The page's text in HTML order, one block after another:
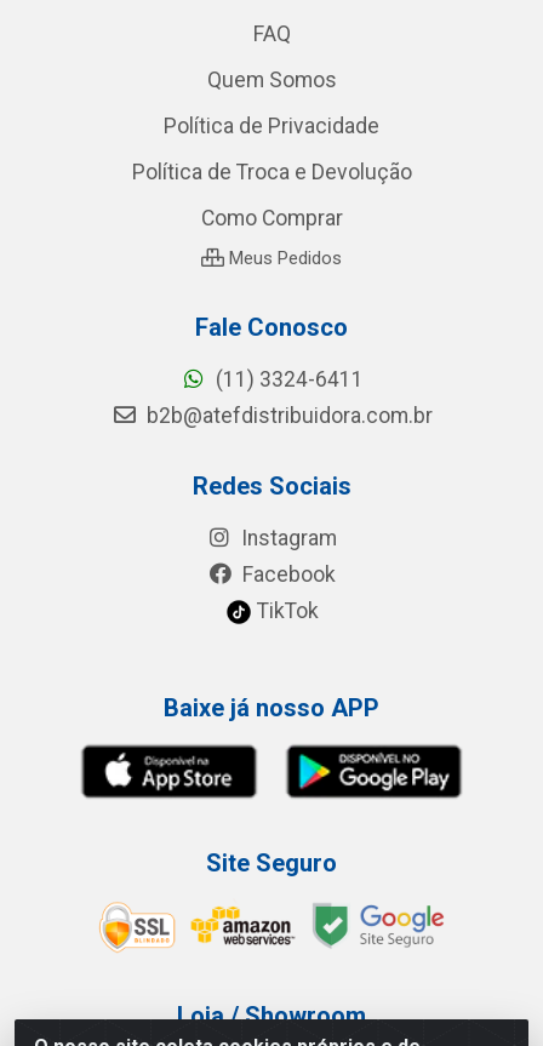
FAQ
Quem Somos
Política de Privacidade
Política de Troca e Devolução
Como Comprar
Meus Pedidos
Fale Conosco
(11) 3324-6411
b2b@atefdistribuidora.com.br
Redes Sociais
Instagram
Facebook
TikTok
Baixe já nosso APP
Site Seguro
Loja / Showroom